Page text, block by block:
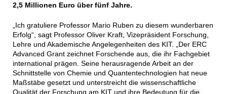
2,5 Millionen Euro über fünf Jahre.
„Ich gratuliere Professor Mario Ruben zu diesem wunderbaren
Erfolg“, sagt Professor Oliver Kraft, Vizepräsident Forschung,
Lehre und Akademische Angelegenheiten des KIT. „Der ERC
Advanced Grant zeichnet Forschende aus, die ihr Fachgebiet
international prägen. Seine herausragende Arbeit an der
Schnittstelle von Chemie und Quantentechnologien hat neue
Maßstäbe gesetzt und unterstreicht die wissenschaftliche
Qualität der Forschung am KIT und ihre Bedeutung für die